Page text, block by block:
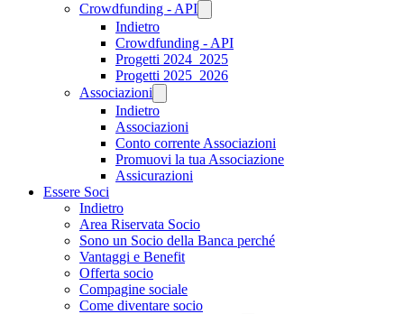
Crowdfunding - API
Indietro
Crowdfunding - API
Progetti 2024_2025
Progetti 2025_2026
Associazioni
Indietro
Associazioni
Conto corrente Associazioni
Promuovi la tua Associazione
Assicurazioni
Essere Soci
Indietro
Area Riservata Socio
Sono un Socio della Banca perché
Vantaggi e Benefit
Offerta socio
Compagine sociale
Come diventare socio